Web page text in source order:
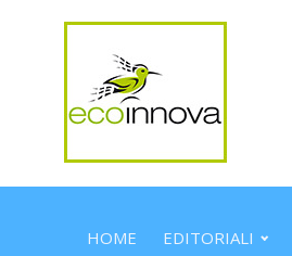
HOME EDITORIALI